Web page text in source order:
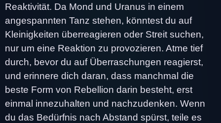
Reaktivität. Da Mond und Uranus in einem
angespannten Tanz stehen, könntest du auf
Kleinigkeiten überreagieren oder Streit suchen,
nur um eine Reaktion zu provozieren. Atme tief
durch, bevor du auf Überraschungen reagierst,
und erinnere dich daran, dass manchmal die
beste Form von Rebellion darin besteht, erst
einmal innezuhalten und nachzudenken. Wenn
du das Bedürfnis nach Abstand spürst, teile es